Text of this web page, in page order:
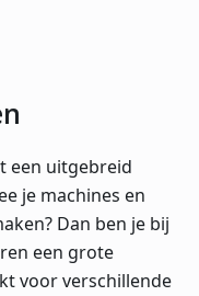
een uitgebreid
je machines en
Dan ben je bij
een grote
voor verschillende